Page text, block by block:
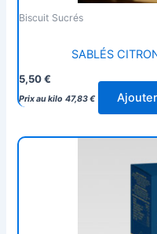
Biscuit Sucrés
SABLÉS
5,50€
Prix au kilo 47,83€